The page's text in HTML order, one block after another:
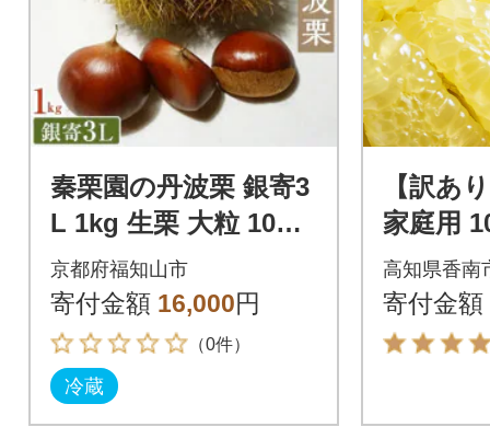
秦栗園の丹波栗 銀寄3
L 1kg 生栗 大粒 10月
上旬発送
京都府福知山市
寄付金額 16,000円
（0件）
冷蔵
【訳あ
家庭用
旦 柑橘
フルー
高知県香南
寄付金額